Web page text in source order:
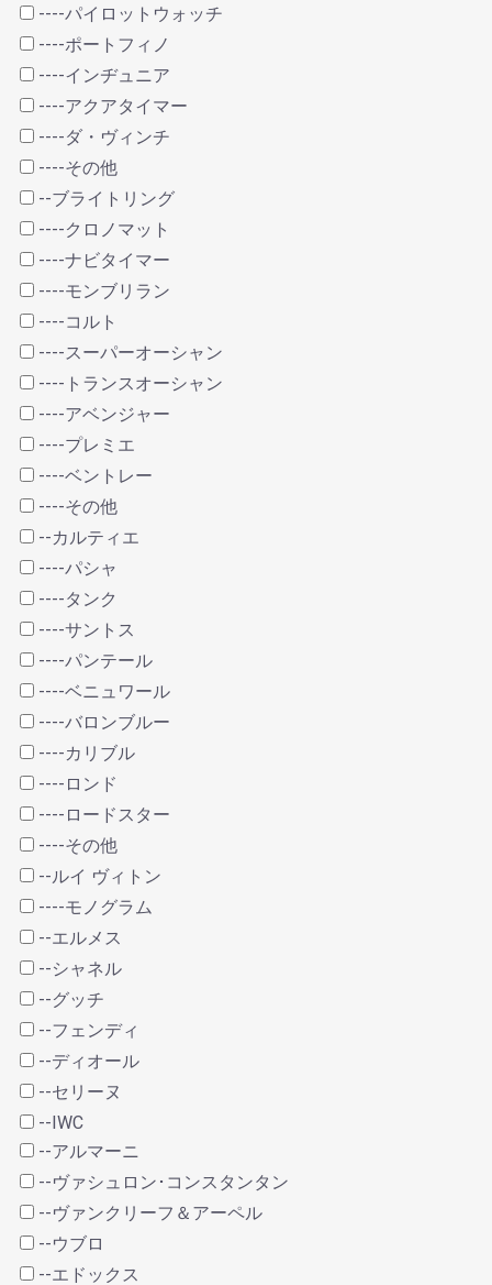
----パイロットウォッチ
----ポートフィノ
----インヂュニア
----アクアタイマー
----ダ・ヴィンチ
----その他
--ブライトリング
----クロノマット
----ナビタイマー
----モンブリラン
----コルト
----スーパーオーシャン
----トランスオーシャン
----アベンジャー
----プレミエ
----ベントレー
----その他
--カルティエ
----パシャ
----タンク
----サントス
----パンテール
----ベニュワール
----バロンブルー
----カリブル
----ロンド
----ロードスター
----その他
--ルイ ヴィトン
----モノグラム
--エルメス
--シャネル
--グッチ
--フェンディ
--ディオール
--セリーヌ
--IWC
--アルマーニ
--ヴァシュロン･コンスタンタン
--ヴァンクリーフ＆アーペル
--ウブロ
--エドックス